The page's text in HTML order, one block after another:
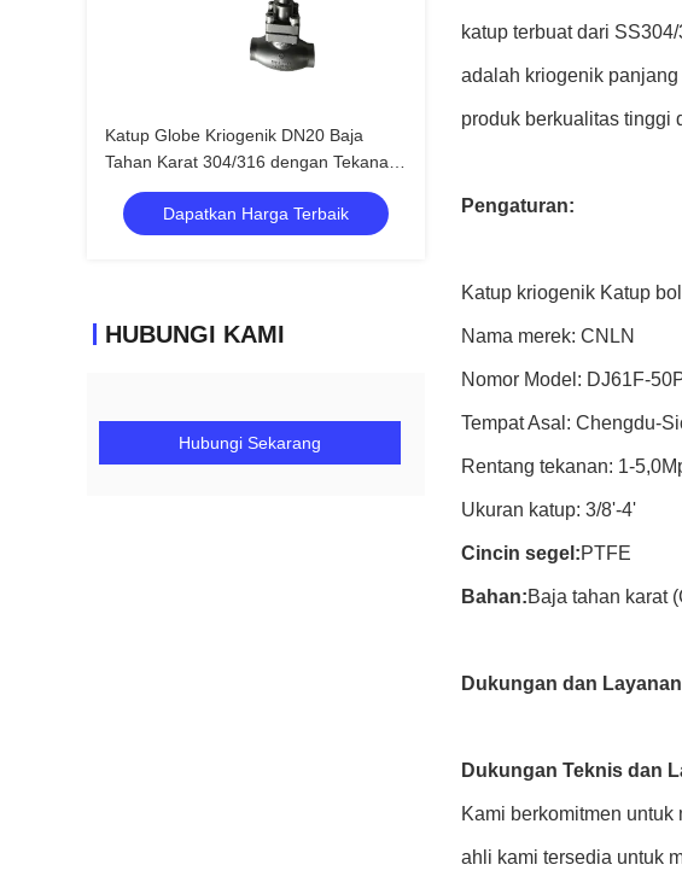
Katup Globe Kriogenik DN20 Baja
Tahan Karat 304/316 dengan Tekanan
Maksimum 5.0Mpa dan Rentang Suhu
-196°C hingga +80°C untuk Aplikasi
LNG LOX LIN LAR
Dapatkan Harga Terbaik
HUBUNGI KAMI
Hubungi Sekarang
katup terbuat dari
adalah kriogenik
produk berkualitas tinggi
Pengaturan:
Katup kriogenik Katup
Nama merek: CNLN
Nomor Model: DJ61F-
Tempat Asal: Chengdu-
Rentang tekanan: 1-
Ukuran katup: 3/8'-4'
Cincin segel:PTFE
Bahan:Baja tahan karat
Dukungan dan
Dukungan Teknis dan
Kami berkomitmen
ahli kami tersedia untuk